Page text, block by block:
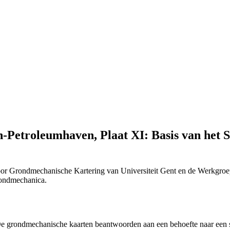
Plaat XI: Basis van het
Grondmechanische Kartering van Universiteit Gent en de
kaarten beantwoorden aan een behoefte naar